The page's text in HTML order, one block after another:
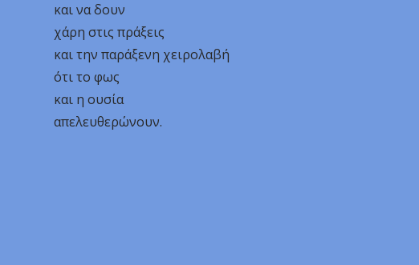
και να δουν
χάρη στις πράξεις
και την παράξενη χειρολαβή
ότι το φως
και η ουσία
απελευθερώνουν.